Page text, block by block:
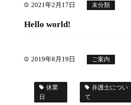
2021年2月17日 未分類
Hello world!
2019年8月19日 ご案内
休業
日
弁護士につい
て